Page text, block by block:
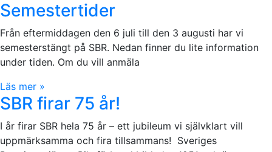
Semestertider
Från eftermiddagen den 6 juli till den 3 augusti har vi
semesterstängt på SBR. Nedan finner du lite information
under tiden. Om du vill anmäla
Läs mer »
SBR firar 75 år!
I år firar SBR hela 75 år – ett jubileum vi självklart vill
uppmärksamma och fira tillsammans! Sveriges